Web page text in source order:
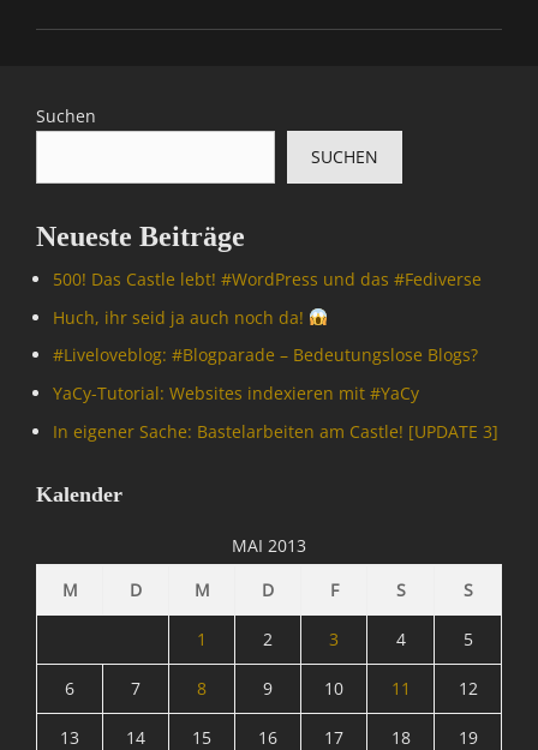
Categories
p
t
r
I
e
e
i
Suchen
SUCHEN
Neueste Beiträge
500! Das Castle lebt! #WordPress und das #Fediverse
Huch, ihr seid ja auch noch da!
#Livelove­blog: #Blogparade – Bedeutungslose Blogs?
YaCy-Tutorial: Websites indexieren mit #YaCy
In eigener Sache: Bastelarbeiten am Castle! [UPDATE 3]
Kalender
MAI 2013
M
D M D F S S
1 2 3 4 5
6 7 8 9 10 11 12
13 14 15 16 17 18 19